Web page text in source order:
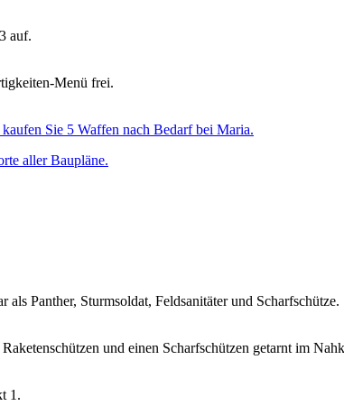
auf.
Menü frei.
Sie 5 Waffen nach Bedarf bei Maria.
aller Baupläne.
als Panther, Sturmsoldat, Feldsanitäter und Scharfschütze.
und einen Scharfschützen getarnt im
1.